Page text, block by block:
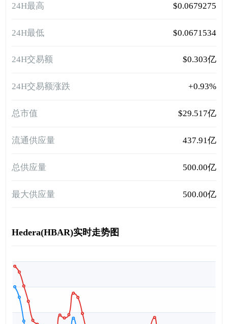
24H最高 $0.0679275
24H最低 $0.0671534
24H交易额 $0.303亿
24H交易额涨跌 +0.93%
总市值 $29.517亿
流通供应量 437.91亿
总供应量 500.00亿
最大供应量 500.00亿
Hedera(HBAR)实时走势图